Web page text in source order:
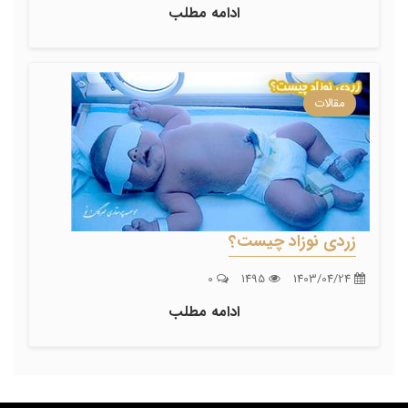
ادامه مطلب
مقالات
زردی نوزاد چیست؟
ادامه مطلب